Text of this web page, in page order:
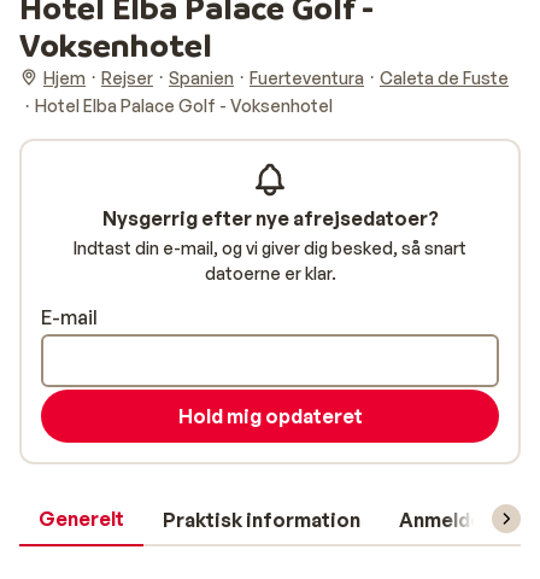
Voksenhotel
Hjem Rejser Spanien Fuerteventura
Caleta de Fuste
Hotel Elba Palace Golf - Voksenhotel
Generelt Praktisk information Anmeldelser
Nysgerrig efter nye afrejsedatoer?
Indtast din e-mail, og vi giver dig besked, så snart
datoerne er klar.
E-mail
Hold mig opdateret